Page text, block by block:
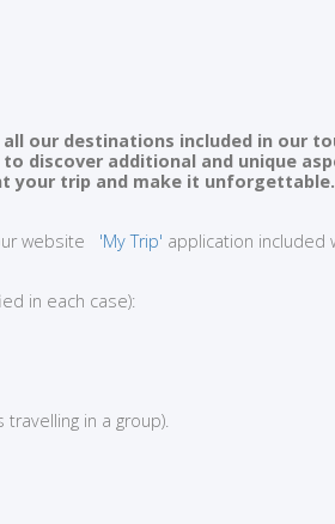
our destinations included in our
discover additional and unique
your trip and make it unforgettable.
website 'My Trip' application included
in each case):
in a group).